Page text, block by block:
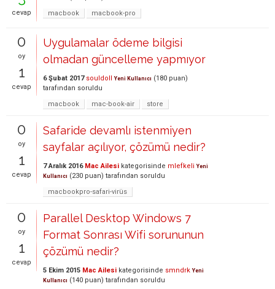
cevap
macbook
macbook-pro
0
oy
1
cevap
Uygulamalar ödeme bilgisi
olmadan güncelleme yapmıyor
6 Şubat 2017 souldoll Yeni Kullanıcı (180 puan)
tarafından soruldu
macbook
mac-book-air store
0
oy
1
cevap
Safaride devamlı istenmiyen
sayfalar açılıyor, çözümü nedir?
7 Aralık 2016 Mac Ailesi kategorisinde mlefkeli Yeni
Kullanıcı (230 puan) tarafından soruldu
macbookpro-safari-virüs
0
oy
1
cevap
Parallel Desktop Windows 7
Format Sonrası Wifi sorununun
çözümü nedir?
5 Ekim 2015 Mac Ailesi kategorisinde smndrk Yeni
Kullanıcı (140 puan) tarafından soruldu